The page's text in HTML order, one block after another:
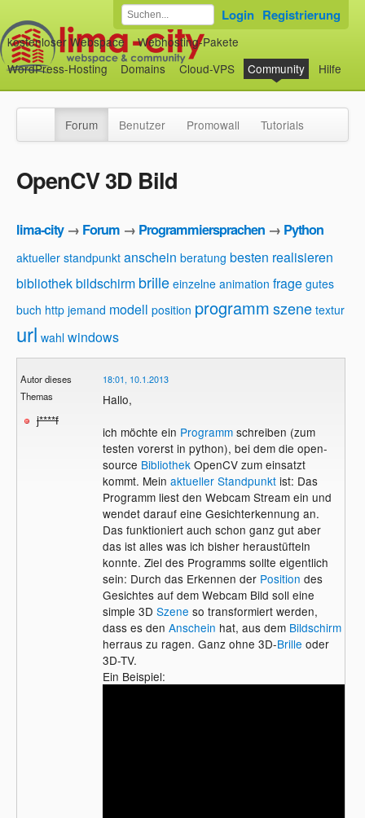
kostenloser Webspace
Webhosting-Pakete
WordPress-Hosting
Domains Cloud-VPS Community Hilfe
Login Registrierung
Forum Benutzer Promowall Tutorials
OpenCV 3D Bild
lima-city→ Forum → Programmiersprachen → Python
aktueller standpunkt anschein beratung besten realisieren
bibliothekbildschirm brille einzelne animation frage gutes
buch http jemand modell position programmszene textur
url wahl windows
Autor dieses
Themas
j****f
18:01, 10.1.2013
Hallo,
ich möchte ein Programmschreiben (zum
testen vorerst in python), bei dem die open-
source Bibliothek OpenCV zum einsatzt
kommt. Mein aktueller Standpunktist: Das
Programm liest den Webcam Stream ein und
wendet darauf eine Gesichterkennung an.
Das funktioniert auch schon ganz gut aber
das ist alles was ich bisher heraustüfteln
konnte. Ziel des Programms sollte eigentlich
sein: Durch das Erkennen der Position des
Gesichtes auf dem Webcam Bild soll eine
simple 3D Szene so transformiert werden,
dass es den Anschein hat, aus dem Bildschirm
herraus zu ragen. Ganz ohne 3D-Brille oder
3D-TV.
Ein Beispiel: